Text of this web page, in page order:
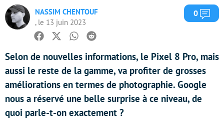
NASSIM CHENTOUF
, le 13 juin 2023
0
Facebook
TwitterWhatsapp
Reddit
Selon de nouvelles informations, le Pixel 8 Pro, mais
aussi le reste de la gamme, va profiter de grosses
améliorations en termes de photographie. Google
nous a réservé une belle surprise à ce niveau, de
quoi parle-t-on exactement ?